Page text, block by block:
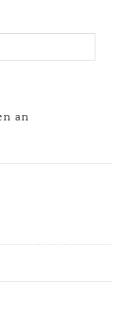
an